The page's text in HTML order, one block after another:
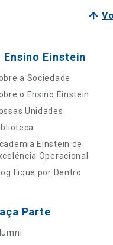
Ensino Einstein
a Sociedade
o Ensino Einstein
Unidades
Einstein de
Operacional
Fique por Dentro
Parte